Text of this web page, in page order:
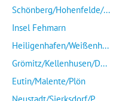
Schönberg/Hohenfelde/...
Insel Fehmarn
Heiligenhafen/Weißenh...
Grömitz/Kellenhusen/D...
Eutin/Malente/Plön